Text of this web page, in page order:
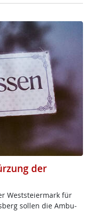
der
West­s­tei­er­mark für
sol­len die Am­bu­